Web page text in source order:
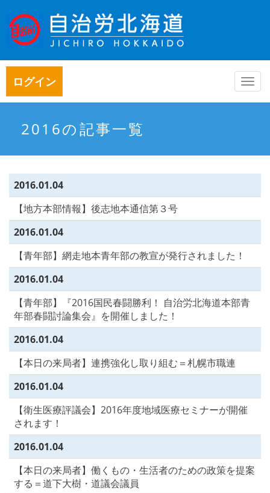
ログイン
2016の記事一覧
2016.01.04
【地方本部情報】後志地本通信第３号
2016.01.04
【青年部】網走地本青年部の教宣が発行されました！
2016.01.04
【青年部】『2016国民春闘勝利！ 自治労北海道本部青
年部春闘討論集会』を開催しました！
2016.01.04
【本日の来局者】連携強化し取り組む＝札幌市職連
2016.01.04
【衛生医療評議会】2016年度地域医療セミナーが開催
されます！
2016.01.04
【本日の来局者】働くもの・生活者のための政策を提案
する＝道下大樹・道議会議員